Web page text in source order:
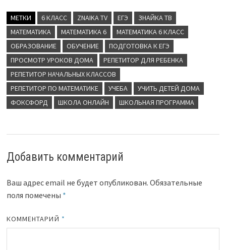
МЕТКИ 6 КЛАСС ZNAIKA TV ЕГЭ
ЗНАЙКА ТВ
МАТЕМАТИКА
МАТЕМАТИКА 6
МАТЕМАТИКА 6 КЛАСС
ОБРАЗОВАНИЕ
ОБУЧЕНИЕ
ПОДГОТОВКА К ЕГЭ
ПРОСМОТР УРОКОВ ДОМА
РЕПЕТИТОР ДЛЯ РЕБЕНКА
РЕПЕТИТОР НАЧАЛЬНЫХ КЛАССОВ
РЕПЕТИТОР ПО МАТЕМАТИКЕ
УЧЕБА
УЧИТЬ ДЕТЕЙ ДОМА
ФОКСФОРД
ШКОЛА ОНЛАЙН ШКОЛЬНАЯ ПРОГРАММА
Добавить комментарий
Ваш адрес email не будет опубликован. Обязательные
поля помечены *
КОММЕНТАРИЙ *